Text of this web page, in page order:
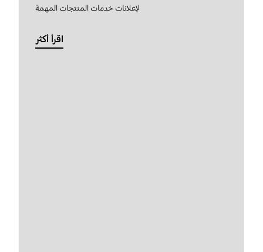
لإعلانات خدمات المنتجات المهمة
اقرأ أكثر